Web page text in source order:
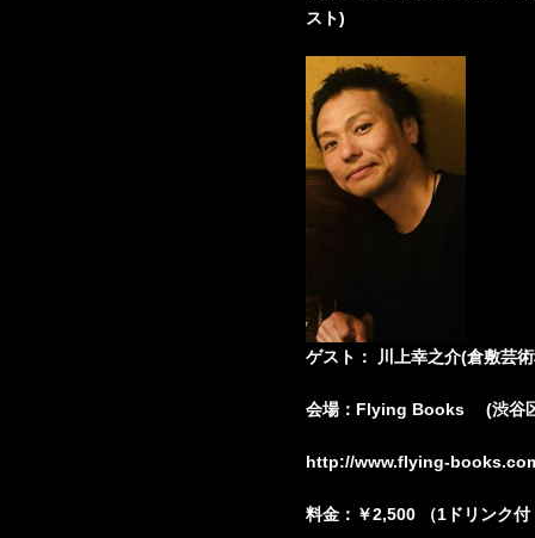
スト)
ゲスト： 川上幸之介(倉敷芸
会場：Flying Books (渋谷区
http://www.flying-
料金：￥2,500 （1ドリンク